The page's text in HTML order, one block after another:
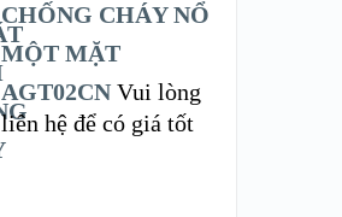
CHỐNG CHÁY NỔ
MỘT MẶT
AGT02CN Vui lòng
liên hệ để có giá tốt